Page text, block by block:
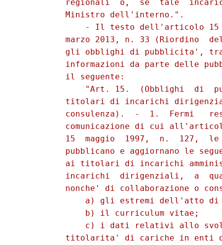
regionali  o,  se  tale
          Ministro dell'interno.".
- Il testo dell'articolo
marzo 2013, n. 33 (Riordino
gli obblighi di pubblicita',
informazioni da parte delle
          il seguente:
"Art. 15.  (Obblighi  di
titolari di incarichi
consulenza).  -  1.  Fermi
comunicazione di cui
15  maggio  1997,  n.  127,
pubblicano e aggiornano le
ai titolari di incarichi
incarichi  dirigenziali,  a
nonche' di collaborazione o
a) gli estremi dell'atto
              b) il curriculum vitae;
c) i dati relativi allo
titolarita' di cariche in enti